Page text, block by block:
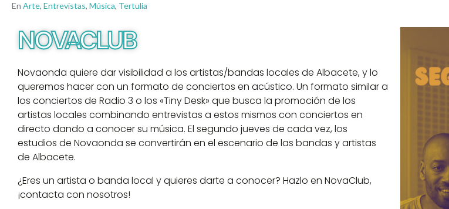
En Arte, Entrevistas, Música, Tertulia
NOVACLUB
Novaonda quiere dar visibilidad a los artistas/bandas locales de Albacete, y lo
queremos hacer con un formato de conciertos en acústico. Un formato similar a
los conciertos de Radio 3 o los «Tiny Desk» que busca la promoción de los
artistas locales combinando entrevistas a estos mismos con conciertos en
directo dando a conocer su música. El segundo jueves de cada vez, los
estudios de Novaonda se convertirán en el escenario de las bandas y artistas
de Albacete.
¿Eres un artista o banda local y quieres darte a conocer? Hazlo en NovaClub,
¡contacta con nosotros!